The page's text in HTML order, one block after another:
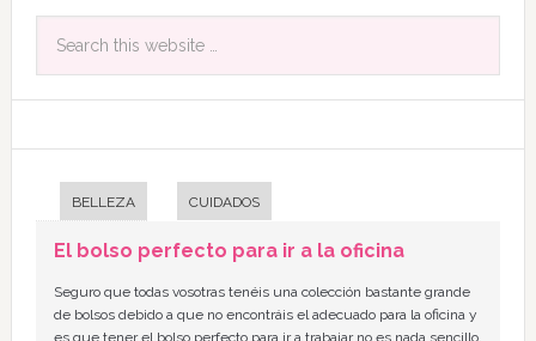
BELLEZA CUIDADOS
El bolso perfecto para ir a la oficina
Seguro que todas vosotras tenéis una colección bastante grande
de bolsos debido a que no encontráis el adecuado para la oficina y
es que tener el bolso perfecto para ir a trabajar no es nada sencillo,